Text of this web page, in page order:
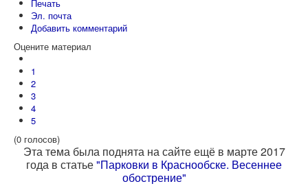
Печать
Эл. почта
Добавить комментарий
Оцените материал
1
2
3
4
5
(0 голосов)
Эта тема была поднята на сайте ещё в марте 2017
года в статье"Парковки в Краснообске. Весеннее
обострение"